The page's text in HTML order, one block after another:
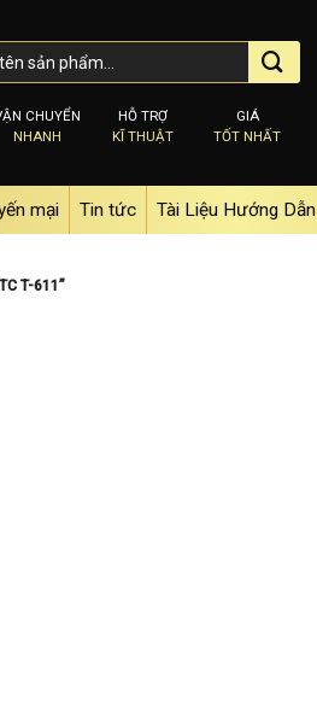
CHUYỂN
NHANH
HỖ TRỢ
KĨ THUẬT
GIÁ
TỐT NHẤT
mại Tin tức Tài Liệu Hướng Dẫn
T-611”